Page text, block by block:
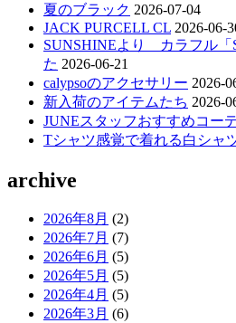
夏のブラック 2026-07-04
JACK PURCELL CL 2026-06-
SUNSHINEより カラフル「
た 2026-06-21
calypsoのアクセサリー 2026-
新入荷のアイテムたち 2026-
JUNEスタッフおすすめコー
Tシャツ感覚で着れる白シャ
archive
2026年8月 (2)
2026年7月 (7)
2026年6月 (5)
2026年5月 (5)
2026年4月 (5)
2026年3月 (6)